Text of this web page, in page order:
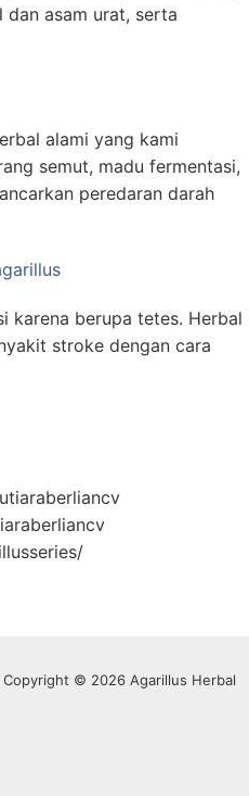
dan asam urat, serta
alami yang kami
semut, madu fermentasi,
peredaran darah
karena berupa tetes. Herbal
stroke dengan cara
Copyright © 2026 Agarillus Herbal